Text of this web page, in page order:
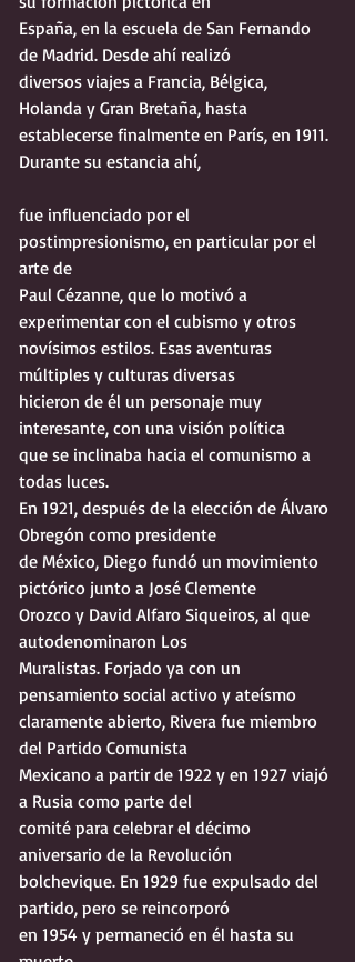
España, en la escuela de San Fernando
de Madrid. Desde ahí realizó
diversos viajes a Francia, Bélgica,
Holanda y Gran Bretaña, hasta
establecerse finalmente en París, en 1911.
Durante su estancia ahí,
fue influenciado por el
postimpresionismo, en particular por el
arte de
Paul Cézanne, que lo motivó a
experimentar con el cubismo y otros
novísimos estilos. Esas aventuras
múltiples y culturas diversas
hicieron de él un personaje muy
interesante, con una visión política
que se inclinaba hacia el comunismo a
todas luces.
En 1921, después de la elección de Álvaro
Obregón como presidente
de México, Diego fundó un movimiento
pictórico junto a José Clemente
Orozco y David Alfaro Siqueiros, al que
autodenominaron Los
Muralistas. Forjado ya con un
pensamiento social activo y ateísmo
claramente abierto, Rivera fue miembro
del Partido Comunista
Mexicano a partir de 1922 y en 1927 viajó
a Rusia como parte del
comité para celebrar el décimo
aniversario de la Revolución
bolchevique. En 1929 fue expulsado del
partido, pero se reincorporó
en 1954 y permaneció en él hasta su